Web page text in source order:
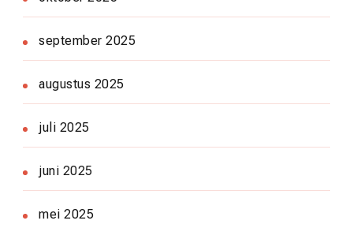
september 2025
augustus 2025
juli 2025
juni 2025
mei 2025